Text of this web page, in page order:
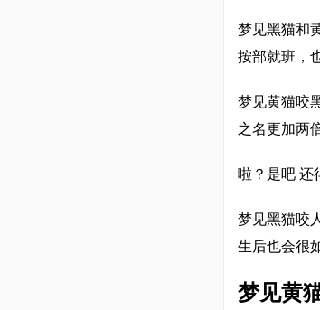
梦见黑猫和
按部就班，
梦见黄猫咬
之名更加两
啦？是吧 还
梦见黑猫咬
生后也会很
梦见黄